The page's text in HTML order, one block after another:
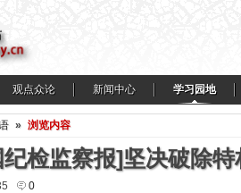
观点众论 新闻中心 学习园地
» 浏览内容
纪检监察报]坚决破除
0